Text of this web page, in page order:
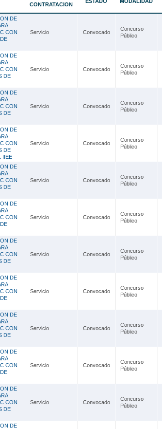
Huancavelica
Huánuco
Lambayeque
Loreto
Madre de Dios
Moquegua
Pasco
Piura
Puno
Tacna
CONTRATACION
DE
CON
Servicio Convocado
Concurso
Público
DE
CON
DE
Servicio Convocado
Concurso
Público
DE
CON
DE
Servicio Convocado
Concurso
Público
DE
CON
DE
IIEE
Servicio Convocado
Concurso
Público
DE
CON
DE
Servicio Convocado
Concurso
Público
DE
CON
Servicio Convocado
Concurso
Público
DE
CON
DE
Servicio Convocado
Concurso
Público
DE
CON
Servicio Convocado
Concurso
Público
DE
CON
DE
Servicio Convocado
Concurso
Público
DE
CON
Servicio Convocado
Concurso
Público
DE
CON
DE
Servicio Convocado
Concurso
Público
DE